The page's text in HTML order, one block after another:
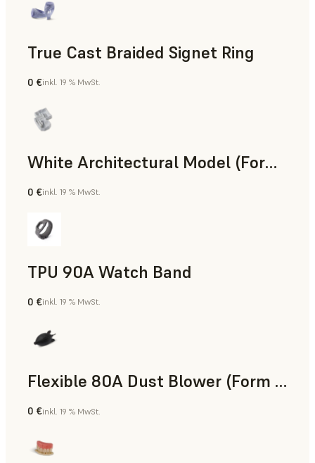
True Cast Braided Signet Ring
Schmuck
0 €inkl. 19 % MwSt.
White Architectural Model (Form 4)
Standard
0 €inkl. 19 % MwSt.
TPU 90A Watch Band
SLS-Pulver
0 €inkl. 19 % MwSt.
Flexible 80A Dust Blower (Form 4)
0 €inkl. 19 % MwSt.